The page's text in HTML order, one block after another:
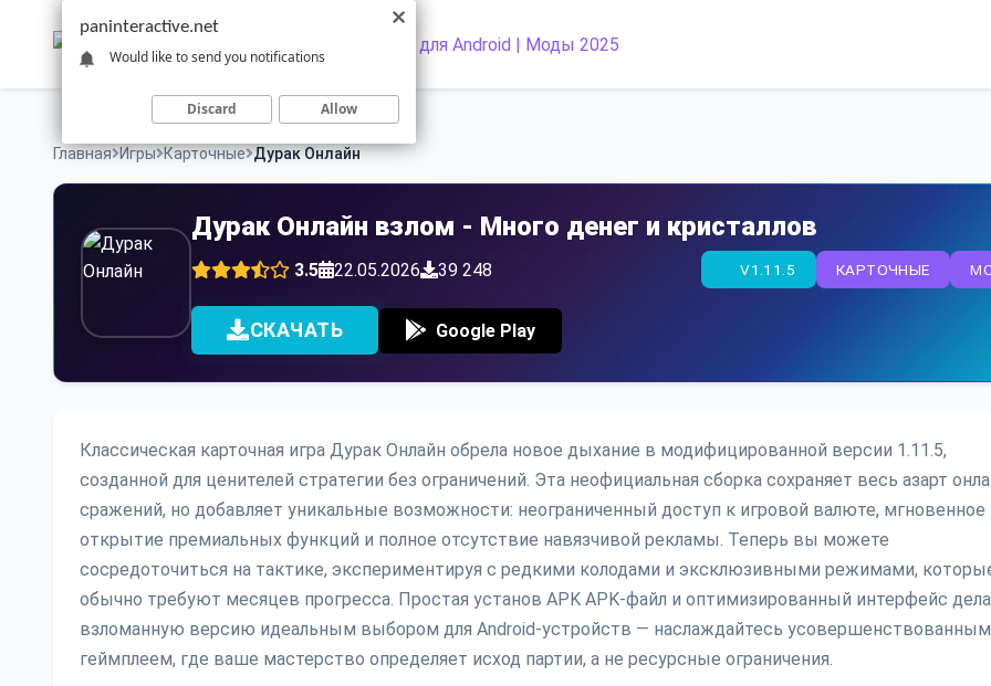
Главная Игры Карточные Дурак Онлайн
Дурак Онлайн взлом - Много денег и кристаллов
3.5 22.05.2026 39 248 КАРТОЧНЫЕ
V1.11.5
СКАЧАТЬ Google Play
Классическая карточная игра Дурак Онлайн обрела новое дыхание в модифицированной версии 1.11.5,
созданной для ценителей стратегии без ограничений. Эта неофициальная сборка сохраняет весь азарт
сражений, но добавляет уникальные возможности: неограниченный доступ к игровой валюте, мгновенное
открытие премиальных функций и полное отсутствие навязчивой рекламы. Теперь вы можете
сосредоточиться на тактике, экспериментируя с редкими колодами и эксклюзивными режимами,
обычно требуют месяцев прогресса. Простая установ APK APK-файл и оптимизированный интерфейс
взломанную версию идеальным выбором для Android-устройств — наслаждайтесь усовершенствованным
геймплеем, где ваше мастерство определяет исход партии, а не ресурсные ограничения.
paninteractive.net
Would like to send you notifications
Discard Allow